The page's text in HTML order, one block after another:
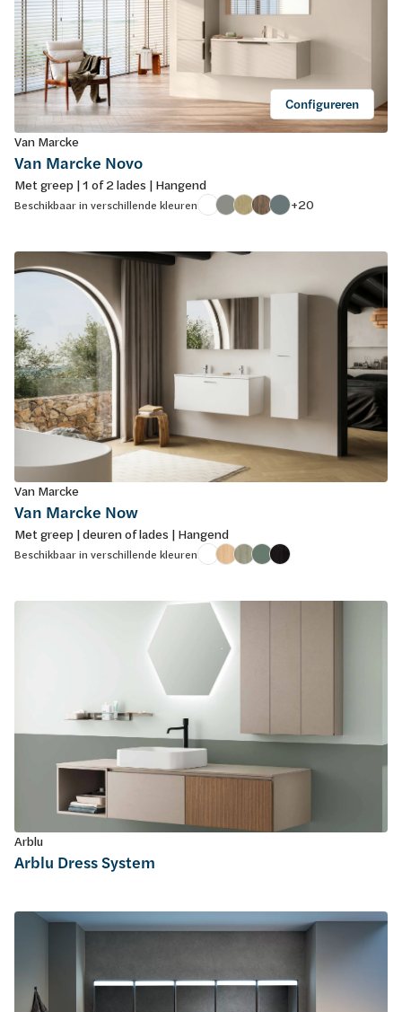
Configureren
Van Marcke
Van Marcke Novo
Met greep | 1 of 2 lades | Hangend
Beschikbaar in verschillende kleuren +20
Van Marcke
Van Marcke Now
Met greep | deuren of lades | Hangend
Beschikbaar in verschillende kleuren
Arblu
Arblu Dress System